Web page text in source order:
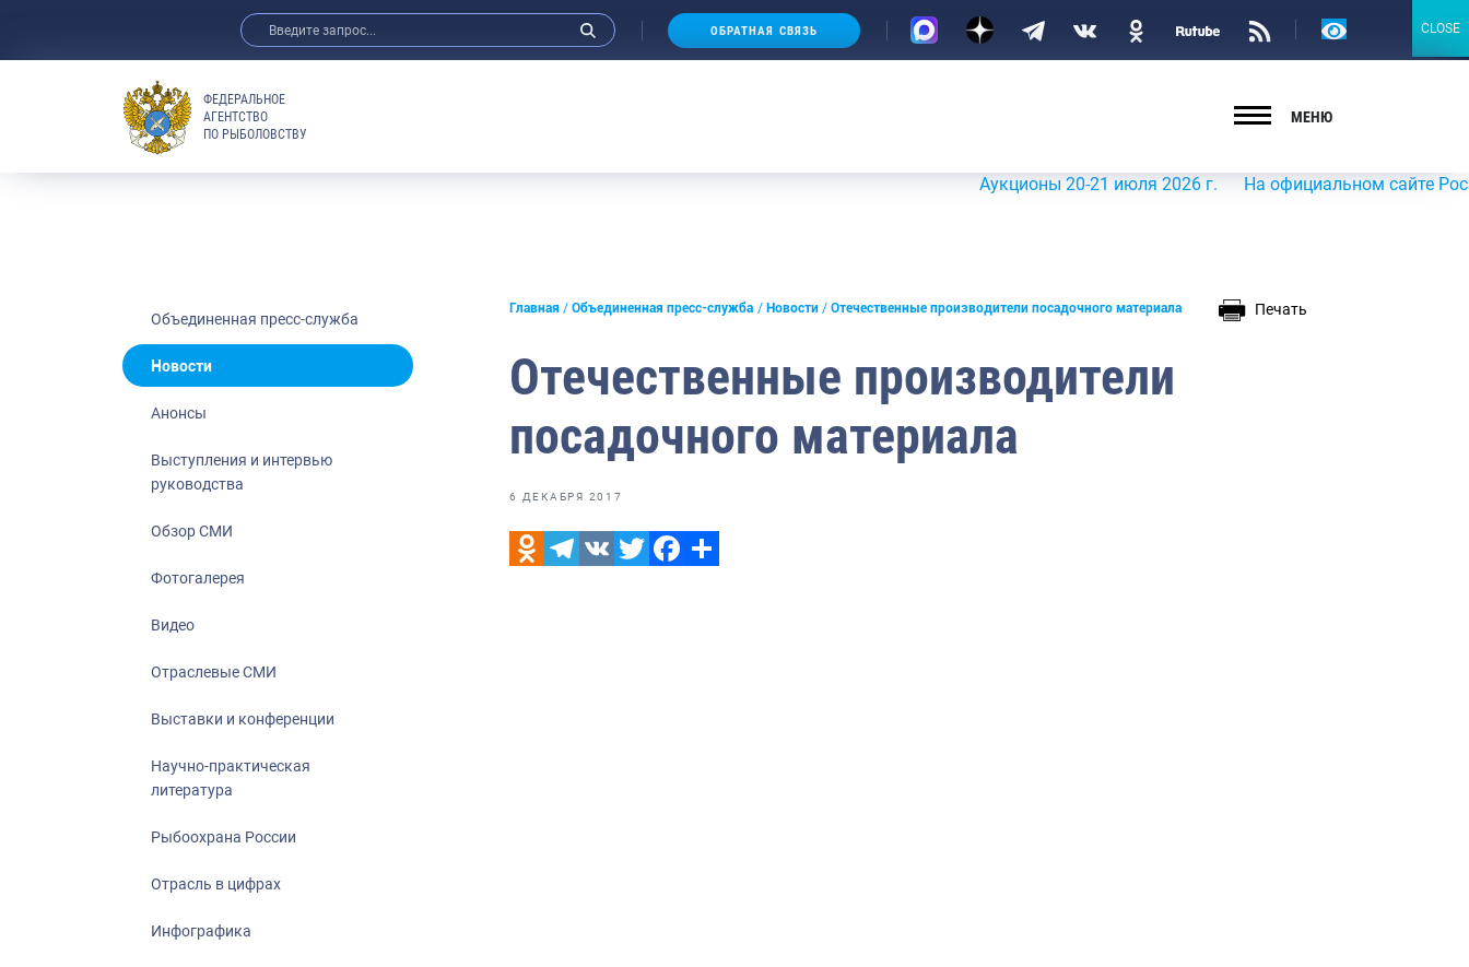
Анонсы
Отраслевые СМИ
Выставки и конференции
Рыбоохрана России
Отрасль в цифрах
Большая африканская экспедиция
ОБРАТНАЯ СВЯЗЬ
Версия
ФЕДЕРАЛЬНОЕ
АГЕНТСТВО
ПО РЫБОЛОВСТВУ
МЕНЮ
Аукционы 20-21 июля 2026 г. На официальном сайте
Объединенная пресс-служба
Новости
Анонсы
Выступления и интервью
руководства
Обзор СМИ
Фотогалерея
Видео
Отраслевые СМИ
Выставки и конференции
Научно-практическая
литература
Рыбоохрана России
Отрасль в цифрах
Инфографика
Главная Объединенная пресс-служба Новости Отечественные производители посадочного материала Печать
Отечественные производители
посадочного материала
6 ДЕКАБРЯ 2017
CLOSE
CLOSE